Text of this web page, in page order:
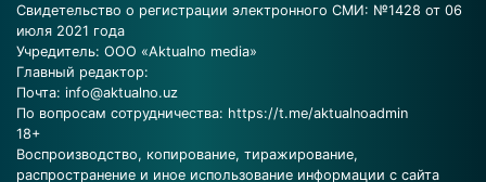
Свидетельство о регистрации электронного СМИ: №1428 от 06
июля 2021 года
Учредитель: ООО «Aktualno media»
Главный редактор:
Почта: info@aktualno.uz
По вопросам сотрудничества: https://t.me/aktualnoadmin
18+
Воспроизводство, копирование, тиражирование,
распространение и иное использование информации с сайта